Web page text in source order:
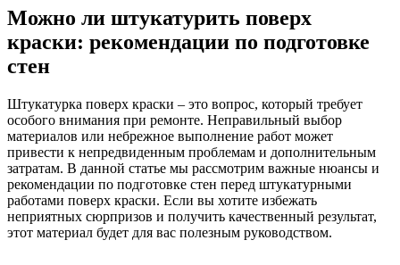
Можно ли штукатурить поверх
краски: рекомендации по подготовке
стен
Штукатурка поверх краски – это вопрос, который требует
особого внимания при ремонте. Неправильный выбор
материалов или небрежное выполнение работ может
привести к непредвиденным проблемам и дополнительным
затратам. В данной статье мы рассмотрим важные нюансы и
рекомендации по подготовке стен перед штукатурными
работами поверх краски. Если вы хотите избежать
неприятных сюрпризов и получить качественный результат,
этот материал будет для вас полезным руководством.